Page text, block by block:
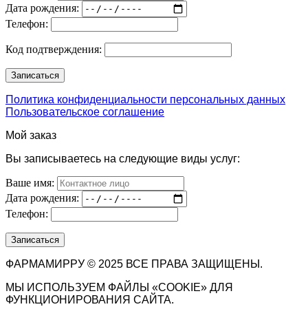
Дата рождения:
Телефон:
Код подтверждения:
Политика конфиденциальности персональных данных
Пользовательское соглашение
Мой заказ
Вы записываетесь на следующие виды услуг:
Ваше имя:
Дата рождения:
Телефон:
ФАРМАМИРРУ © 2025 ВСЕ ПРАВА ЗАЩИЩЕНЫ.
МЫ ИСПОЛЬЗУЕМ ФАЙЛЫ «COOKIE» ДЛЯ
ФУНКЦИОНИРОВАНИЯ САЙТА.